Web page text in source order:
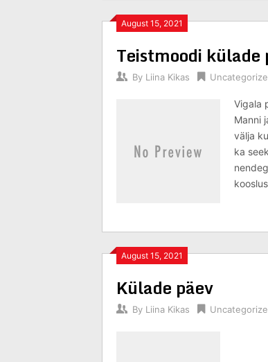
August 15, 2021
Teistmoodi külade
By Liina Kikas
Vigala
Manni
välja
ka
August 15, 2021
Külade päev
By Liina Kikas